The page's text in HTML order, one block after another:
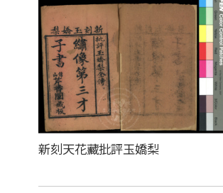
新刻天花藏批評玉嬌梨